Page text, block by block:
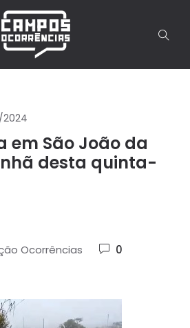
2024
em São João da
desta quinta-
Ocorrências 0